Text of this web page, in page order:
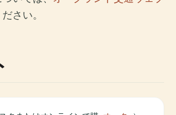
さい。